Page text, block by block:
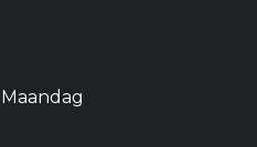
Maandag